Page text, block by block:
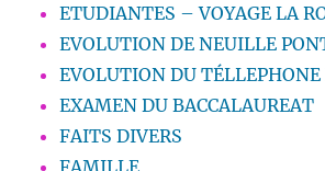
ETUDIANTES – VOYAGE LA
EVOLUTION DE NEUILLE
EVOLUTION DU TÉLLEPHONE
EXAMEN DU BACCALAUREAT
FAITS DIVERS